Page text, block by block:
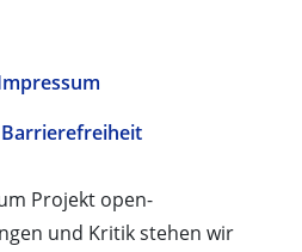
Barrierefreiheit
Projekt open-
und Kritik stehen wir